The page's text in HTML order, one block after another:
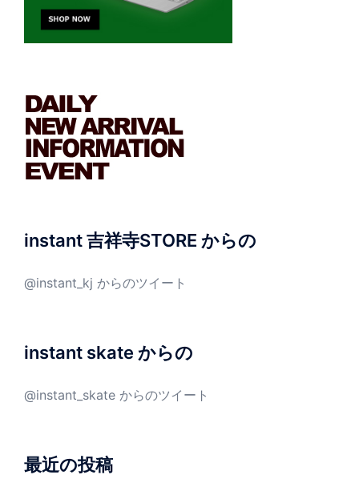
instant 吉祥寺STORE からの
@instant_kj からのツイート
instant skate からの
@instant_skate からのツイート
最近の投稿